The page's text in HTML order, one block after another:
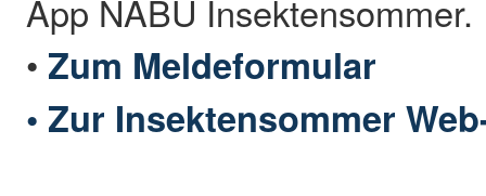
App NABU Insektensommer.
• Zum Meldeformular
• Zur Insektensommer